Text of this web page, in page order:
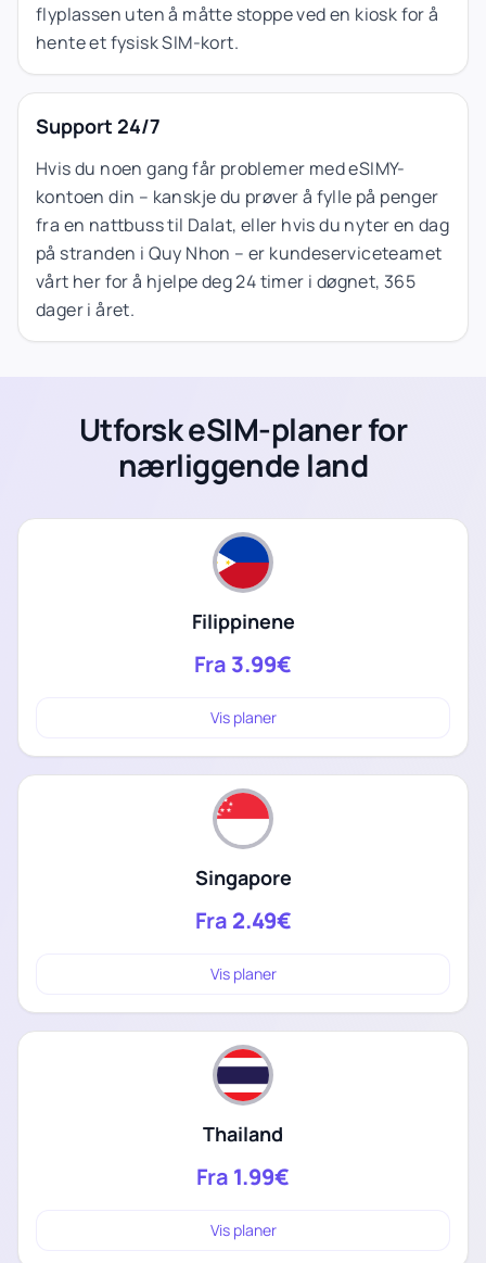
flyplassen uten å måtte stoppe ved en kiosk for å
hente et fysisk SIM-kort.
Support 24/7
Hvis du noen gang får problemer med eSIMY-
kontoen din – kanskje du prøver å fylle på penger
fra en nattbuss til Dalat, eller hvis du nyter en dag
på stranden i Quy Nhon – er kundeserviceteamet
vårt her for å hjelpe deg 24 timer i døgnet, 365
dager i året.
Utforsk eSIM-planer for
nærliggende land
Filippinene
Fra 3.99€
Vis planer
Singapore
Fra 2.49€
Vis planer
Thailand
Fra 1.99€
Vis planer